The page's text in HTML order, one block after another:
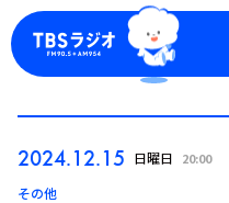
2024.12.15 日曜日 20:00
その他